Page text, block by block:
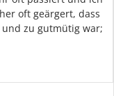
oft geärgert, dass
zu gutmütig war;